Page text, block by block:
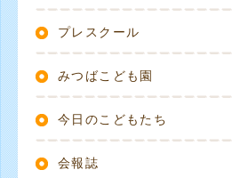
プレスクール
みつばこども園
今日のこどもたち
会報誌